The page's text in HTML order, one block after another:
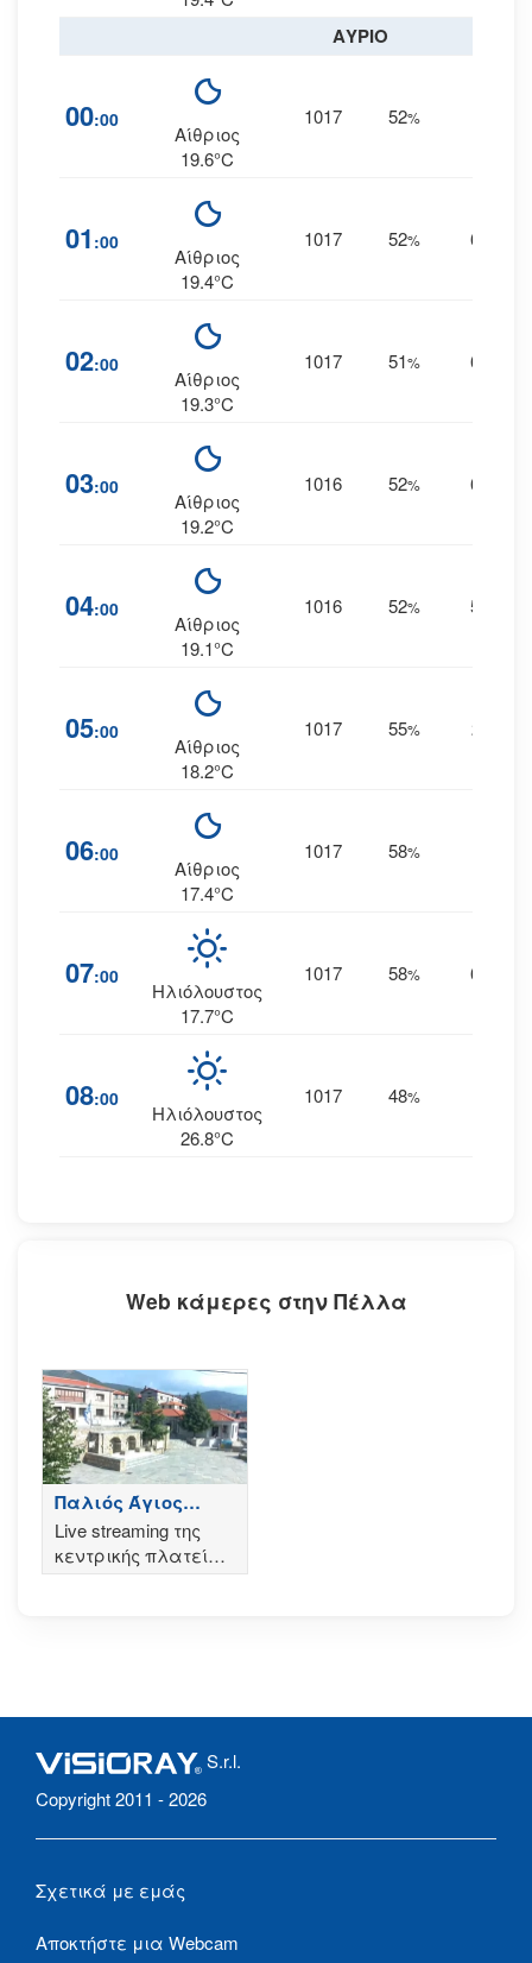
ΑΥΡΙΟ
00:00
Αίθριος
19.6°C
1017 52%
01 :00
Αίθριος
19.4°C
1017 52% 6
02:00
Αίθριος
19.3°C
1017 51% 6
03:00
Αίθριος
19.2°C
1016 52% 6
04:00
Αίθριος
19.1°C
1016 52% 5
05:00
Αίθριος
18.2°C
1017 55% 2
06:00
Αίθριος
17.4°C
1017 58%
07:00
Ηλιόλουστος
17.7°C
1017 58% 6
08:00
Ηλιόλουστος
26.8°C
1017 48%
Web κάμερες στην Πέλλα
Παλιός Άγιος
Αθανάσιος
Live streaming της
κεντρικής πλατείας
Παλιού Αγίου
S.r.l.
Copyright 2011 - 2026
Σχετικά με εμάς
Αποκτήστε μια Webcam